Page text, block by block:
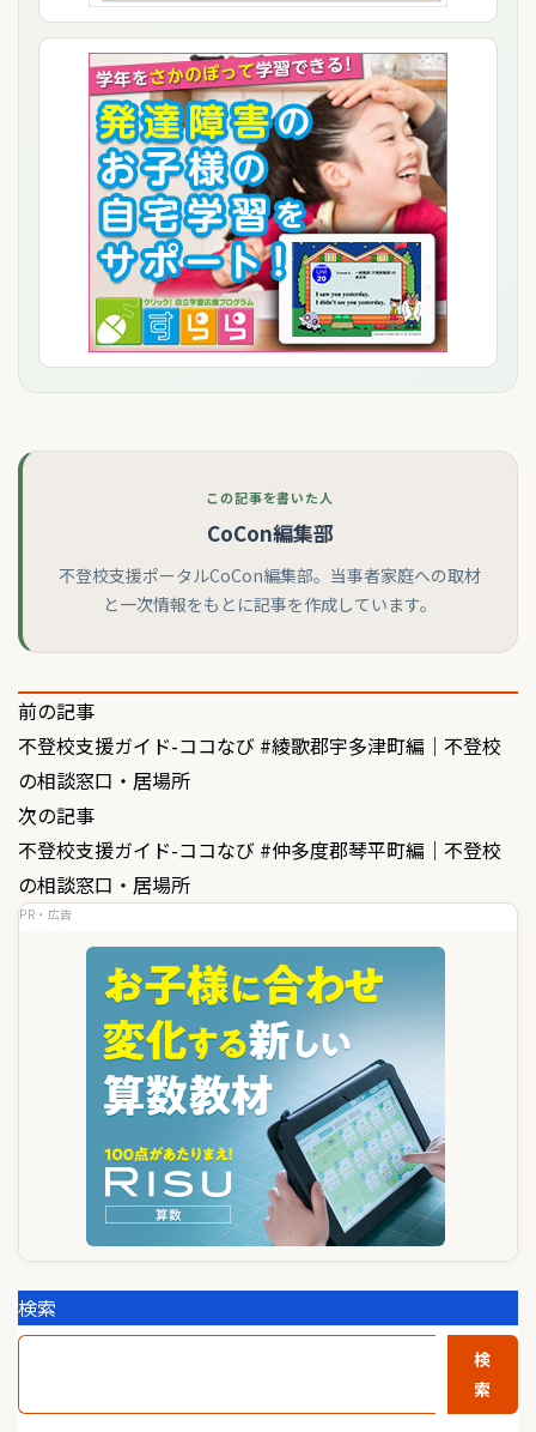
この記事を書いた人
CoCon編集部
不登校支援ポータルCoCon編集部。当事者家庭への取材
と一次情報をもとに記事を作成しています。
投
稿
ナ
ビ
ゲ
前の記事
不登校支援ガイド-ココなび #綾歌郡宇多津町編｜不登校
の相談窓口・居場所
次の記事
不登校支援ガイド-ココなび #仲多度郡琴平町編｜不登校
の相談窓口・居場所
PR・広告
検索
検
索